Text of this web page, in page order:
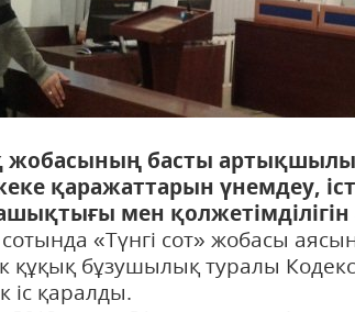
басты
қаражаттарын үнемдеу,
мен
«Түнгі сот» жобасы
құқық бұзушылық туралы
іс қаралды.